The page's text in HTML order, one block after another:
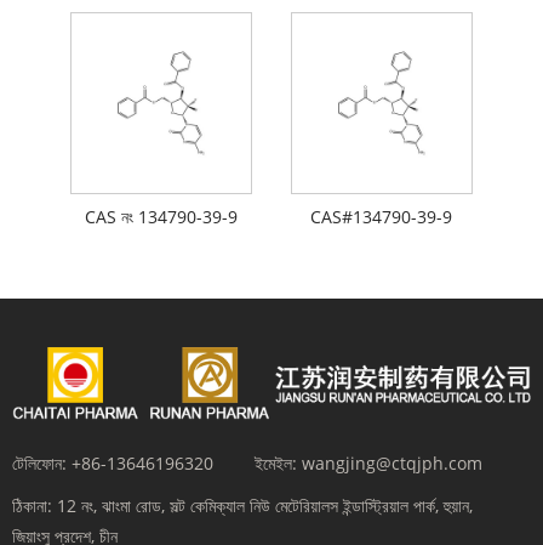
CAS নং 134790-39-9 CAS#134790-39-9
টেলিফোন: +86-13646196320 ইমেইল: wangjing@ctqjph.com
ঠিকানা: 12 নং, ঝাংমা রোড, সল্ট কেমিক্যাল নিউ মেটেরিয়ালস ইন্ডাস্ট্রিয়াল পার্ক, হুয়ান,
জিয়াংসু প্রদেশ, চীন